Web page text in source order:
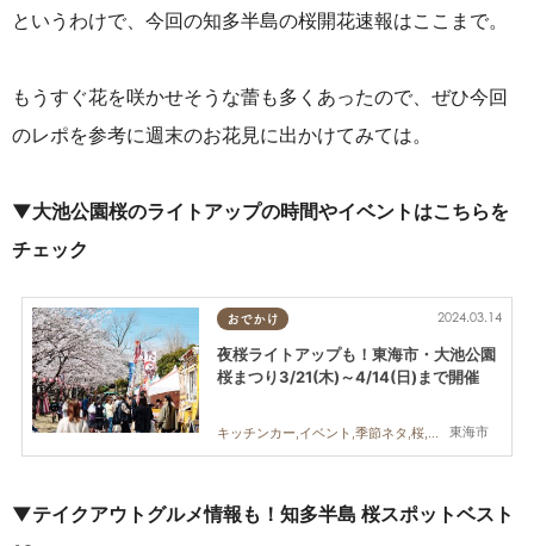
というわけで、今回の知多半島の桜開花速報はここまで。
もうすぐ花を咲かせそうな蕾も多くあったので、ぜひ今回
のレポを参考に週末のお花見に出かけてみては。
▼大池公園桜のライトアップの時間やイベントはこちらを
チェック
おでかけ
東海市
2024.03.14
夜桜ライトアップも！東海市・大池公園
桜まつり3/21(木)～4/14(日)まで開催
キッチンカー,イベント,季節ネタ,桜,祭り
▼テイクアウトグルメ情報も！知多半島 桜スポットベスト